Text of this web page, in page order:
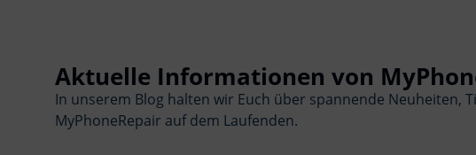
Aktuelle Informationen von
In unserem Blog halten wir Euch über spannende Neuheiten,
MyPhoneRepair auf dem Laufenden.